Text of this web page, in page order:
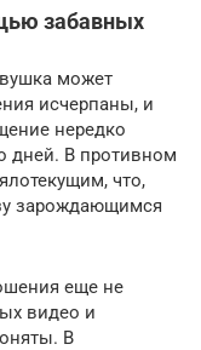
забавных
может
исчерпаны, и
нередко
дней. В противном
что,
зарождающимся
еще не
видео и
В